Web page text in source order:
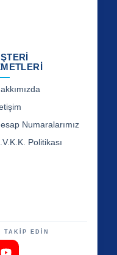
Numaralarımız
Politikası
TAKİP EDİN